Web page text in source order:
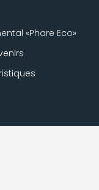
«Phare Eco»